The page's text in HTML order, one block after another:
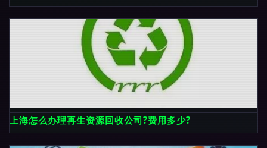
上海怎么办理再生资源回收公司?费用多少?